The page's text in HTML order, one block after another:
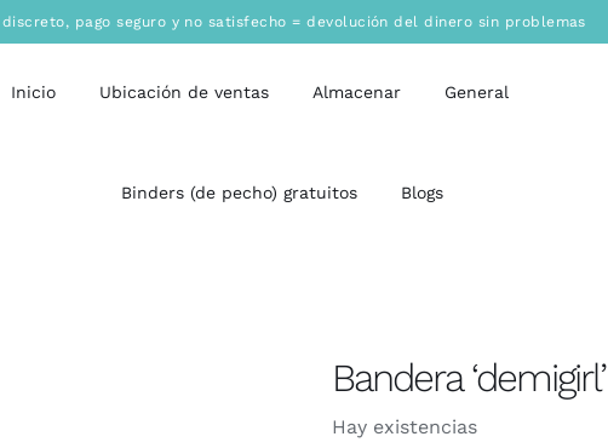
discreto, pago seguro y no satisfecho = devolución del dinero sin problemas
Inicio Ubicación de ventas Almacenar General
Binders (de pecho) gratuitos Blogs
Bandera ‘demigirl’
Hay existencias